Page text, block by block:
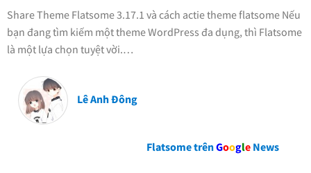
Share Theme Flatsome 3.17.1 và cách actie theme flatsome Nếu
bạn đang tìm kiếm một theme WordPress đa dụng, thì Flatsome
là một lựa chọn tuyệt vời.…
Lê Anh Đông
Flatsome trênGoogle News